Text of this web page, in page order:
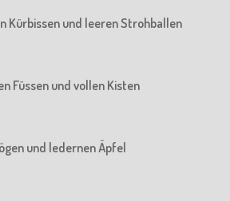
Kürbissen und leeren Strohballen
Füssen und vollen Kisten
und ledernen Äpfel